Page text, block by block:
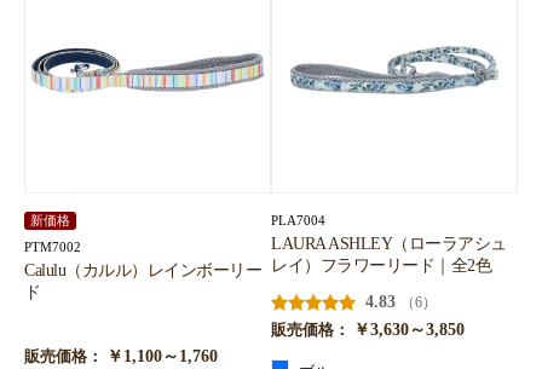
新価格
PTM7002
Calulu（カルル）レインボーリー
ド
販売価格： ￥1,100～1,760
PLA7004
LAURA ASHLEY（ローラアシュ
レイ）フラワーリード｜全2色
4.83
（6）
販売価格：
￥3,630～3,850